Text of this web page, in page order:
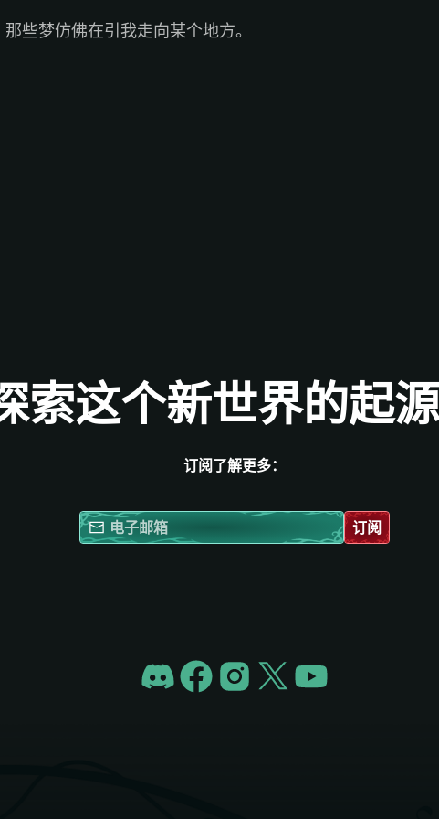
些梦仿佛在引我走向某个地方。
索这个新世界的起
订阅了解更多：
订阅